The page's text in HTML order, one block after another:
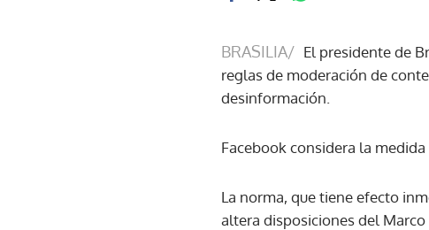
BRASILIA/ El presidente de
reglas de moderación de
desinformación.
Facebook considera la
La norma, que tiene efecto
altera disposiciones del